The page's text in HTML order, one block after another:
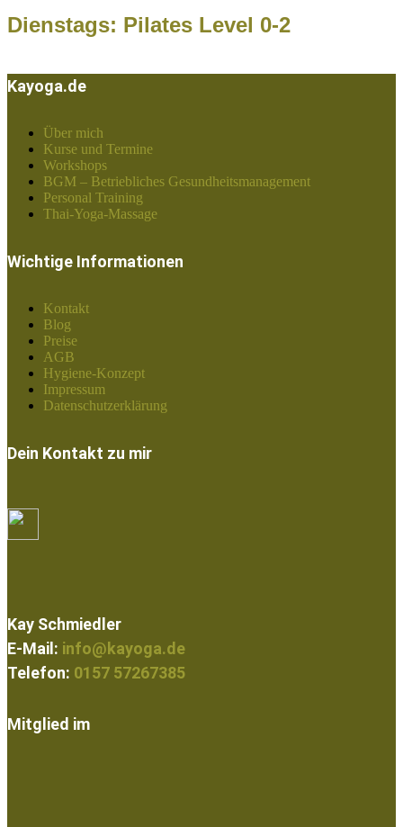
Dienstags: Pilates Level 0-2
Kayoga.de
Über mich
Kurse und Termine
Workshops
BGM – Betriebliches Gesundheitsmanagement
Personal Training
Thai-Yoga-Massage
Wichtige Informationen
Kontakt
Blog
Preise
AGB
Hygiene-Konzept
Impressum
Datenschutzerklärung
Dein Kontakt zu mir
Kay Schmiedler
E-Mail: info@kayoga.de
Telefon: 0157 57267385
Mitglied im